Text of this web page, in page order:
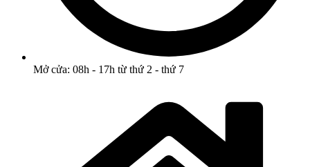
Mở cửa: 08h - 17h từ thứ 2 - thứ 7